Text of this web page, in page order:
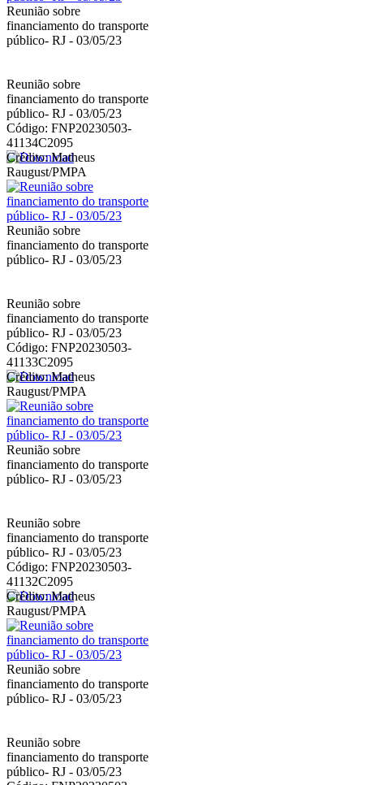
Reunião sobre
financiamento do transporte
público- RJ - 03/05/23
Reunião sobre
financiamento do transporte
público- RJ - 03/05/23
Código: FNP20230503-
41134C2095
Crédito: Matheus
Raugust/PMPA
Reunião sobre
financiamento do transporte
público- RJ - 03/05/23
Reunião sobre
financiamento do transporte
público- RJ - 03/05/23
Código: FNP20230503-
41133C2095
Crédito: Matheus
Raugust/PMPA
Reunião sobre
financiamento do transporte
público- RJ - 03/05/23
Reunião sobre
financiamento do transporte
público- RJ - 03/05/23
Código: FNP20230503-
41132C2095
Crédito: Matheus
Raugust/PMPA
Reunião sobre
financiamento do transporte
público- RJ - 03/05/23
Reunião sobre
financiamento do transporte
público- RJ - 03/05/23